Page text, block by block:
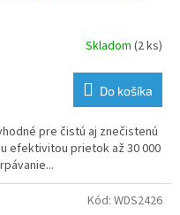
Skladom (2 ks)
Do košíka
pre čistú aj znečistenú
efektivitou prietok až 30 000
Kód: WDS2426